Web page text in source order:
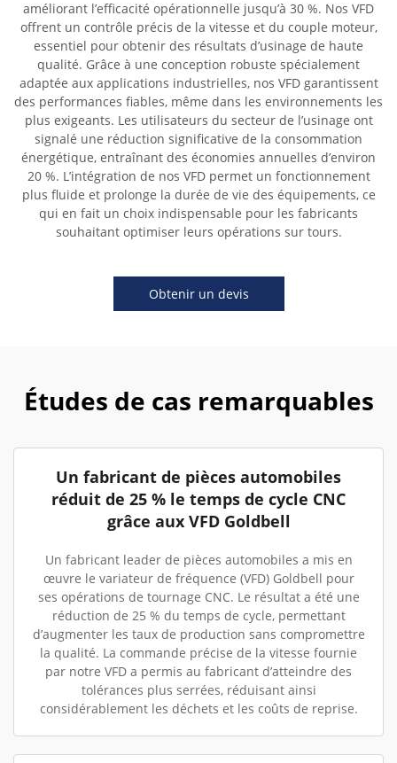
améliorant l’efficacité opérationnelle jusqu’à 30 %. Nos VFD
offrent un contrôle précis de la vitesse et du couple moteur,
essentiel pour obtenir des résultats d’usinage de haute
qualité. Grâce à une conception robuste spécialement
adaptée aux applications industrielles, nos VFD garantissent
des performances fiables, même dans les environnements les
plus exigeants. Les utilisateurs du secteur de l’usinage ont
signalé une réduction significative de la consommation
énergétique, entraînant des économies annuelles d’environ
20 %. L’intégration de nos VFD permet un fonctionnement
plus fluide et prolonge la durée de vie des équipements, ce
qui en fait un choix indispensable pour les fabricants
souhaitant optimiser leurs opérations sur tours.
Obtenir un devis
Études de cas remarquables
Un fabricant de pièces automobiles
réduit de 25 % le temps de cycle CNC
grâce aux VFD Goldbell
Un fabricant leader de pièces automobiles a mis en
œuvre le variateur de fréquence (VFD) Goldbell pour
ses opérations de tournage CNC. Le résultat a été une
réduction de 25 % du temps de cycle, permettant
d’augmenter les taux de production sans compromettre
la qualité. La commande précise de la vitesse fournie
par notre VFD a permis au fabricant d’atteindre des
tolérances plus serrées, réduisant ainsi
considérablement les déchets et les coûts de reprise.